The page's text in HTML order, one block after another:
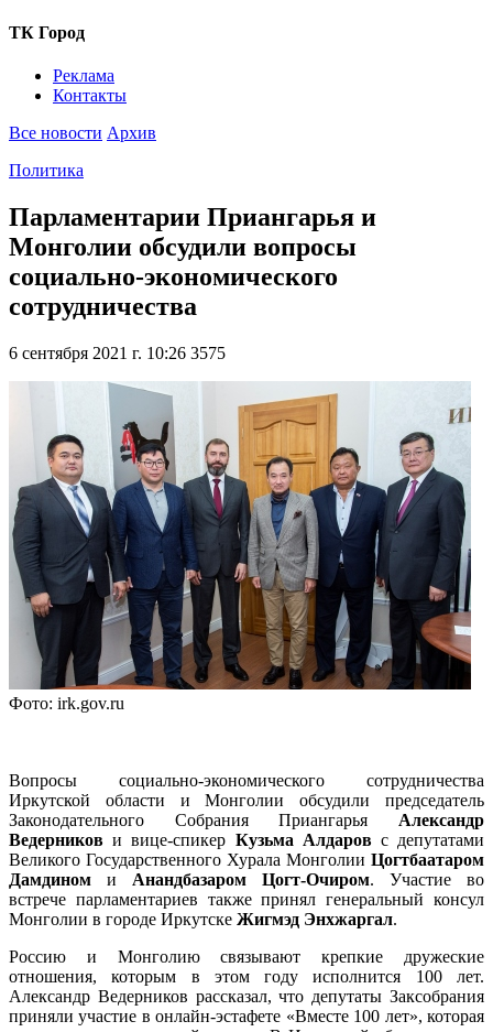
ТК Город
Реклама
Контакты
Все новости Архив
Политика
Парламентарии Приангарья и
Монголии обсудили вопросы
социально-экономического
сотрудничества
6 сентября 2021 г. 10:26 3575
Фото: irk.gov.ru
Вопросы социально-экономического сотрудничества
Иркутской области и Монголии обсудили председатель
Законодательного Собрания Приангарья Александр
Ведерников и вице-спикер Кузьма Алдаровс депутатами
Великого Государственного Хурала Монголии Цогтбаатаром
Дамдином и Анандбазаром Цогт-Очиром. Участие во
встрече парламентариев также принял генеральный консул
Монголии в городе Иркутске Жигмэд Энхжаргал.
Россию и Монголию связывают крепкие дружеские
отношения, которым в этом году исполнится 100 лет.
Александр Ведерников рассказал, что депутаты Заксобрания
приняли участие в онлайн-эстафете «Вместе 100 лет», которая